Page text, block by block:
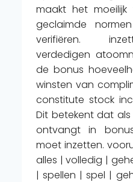
maakt het
geclaimde
verifiëren.
verdedigen
de bonus
winsten van
constitute stock
Dit betekent dat als
ontvangt in
moet inzetten.
alles | volledig |
| spellen | spel |